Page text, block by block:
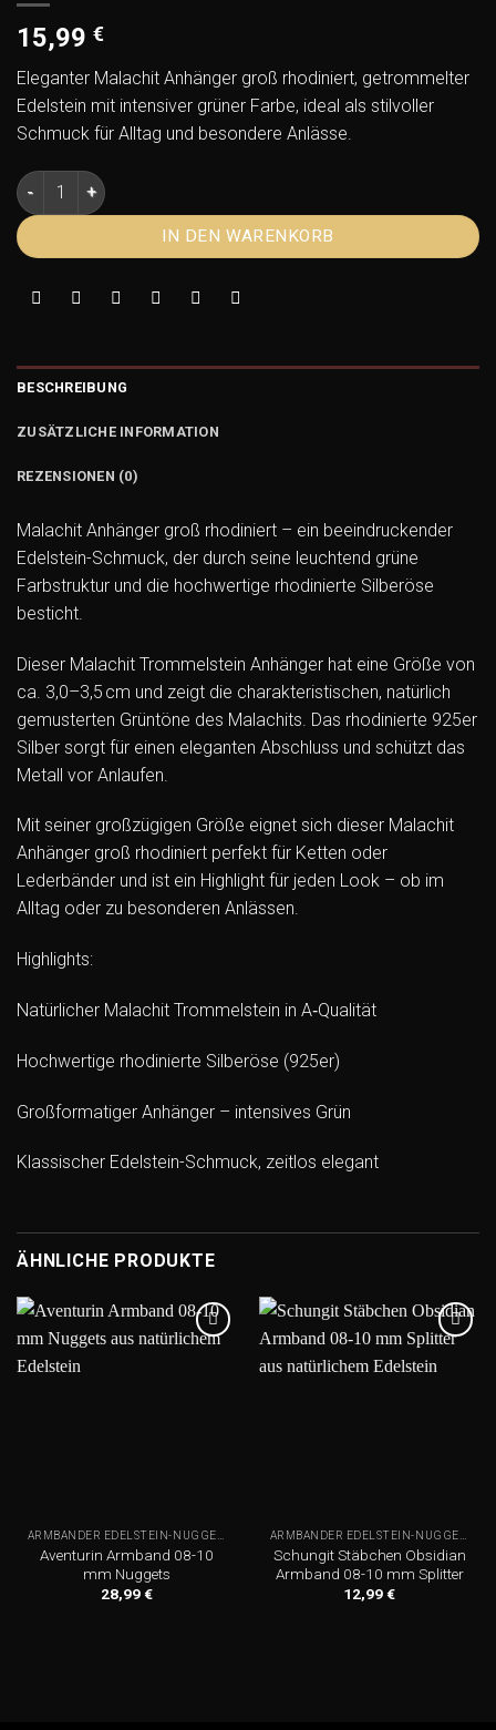
15,99 €
Eleganter Malachit Anhänger groß rhodiniert, getrommelter
Edelstein mit intensiver grüner Farbe, ideal als stilvoller
Schmuck für Alltag und besondere Anlässe.
Malachit Anhänger groß rhodiniert – Trommelstein Schmuck
IN DEN WARENKORB
BESCHREIBUNG
ZUSÄTZLICHE INFORMATION
REZENSIONEN (0)
Malachit Anhänger groß rhodiniert – ein beeindruckender
Edelstein-Schmuck, der durch seine leuchtend grüne
Farbstruktur und die hochwertige rhodinierte Silberöse
besticht.
Dieser Malachit Trommelstein Anhänger hat eine Größe von
ca. 3,0–3,5 cm und zeigt die charakteristischen, natürlich
gemusterten Grüntöne des Malachits. Das rhodinierte 925er
Silber sorgt für einen eleganten Abschluss und schützt das
Metall vor Anlaufen.
Mit seiner großzügigen Größe eignet sich dieser Malachit
Anhänger groß rhodiniert perfekt für Ketten oder
Lederbänder und ist ein Highlight für jeden Look – ob im
Alltag oder zu besonderen Anlässen.
Highlights:
Natürlicher Malachit Trommelstein in A‑Qualität
Hochwertige rhodinierte Silberöse (925er)
Großformatiger Anhänger – intensives Grün
Klassischer Edelstein-Schmuck, zeitlos elegant
ÄHNLICHE PRODUKTE
ARMBÄNDER EDELSTEIN-NUGGETS
Aventurin Armband 08-10
mm Nuggets
28,99€
wishlist
ARMBÄNDER EDELSTEIN-NUGGETS
Schungit Stäbchen Obsidian
Armband 08-10 mm Splitter
12,99€